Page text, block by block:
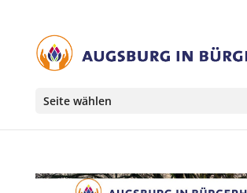
Seite wählen